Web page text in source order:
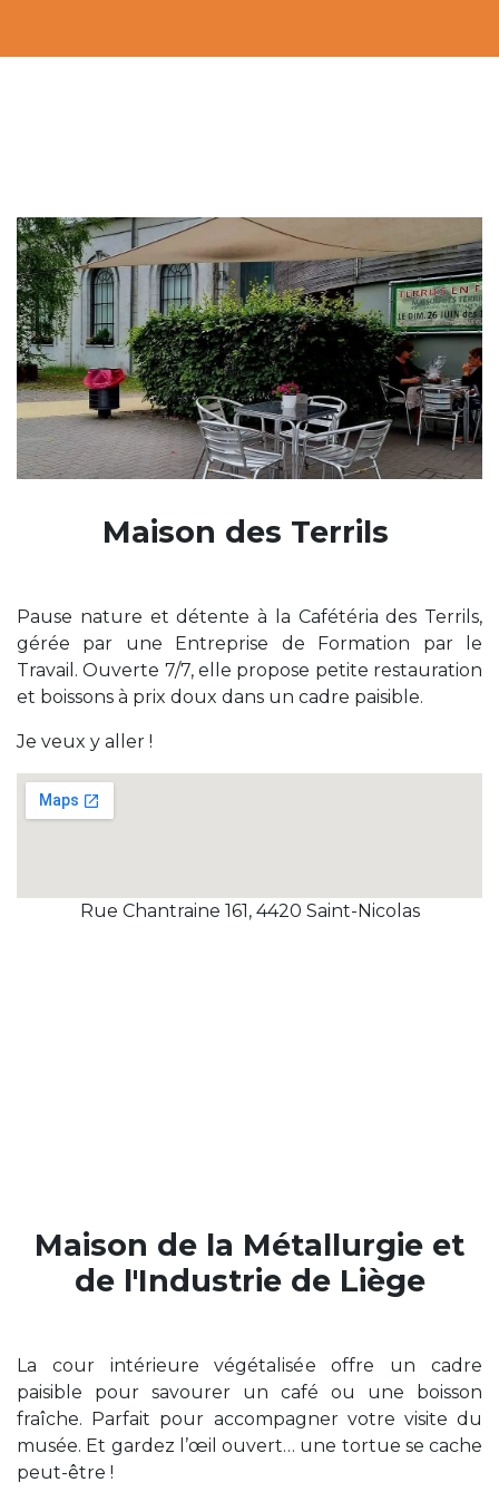
Maison des Terrils
Pause nature et détente à la Cafétéria des Terrils,
gérée par une Entreprise de Formation par le
Travail. Ouverte 7/7, elle propose petite restauration
et boissons à prix doux dans un cadre paisible.
Je veux y aller !
Rue Chantraine 161, 4420 Saint-Nicolas
Maison de la Métallurgie et
de l'Industrie de Liège
La cour intérieure végétalisée offre un cadre
paisible pour savourer un café ou une boisson
fraîche. Parfait pour accompagner votre visite du
musée. Et gardez l’œil ouvert… une tortue se cache
peut-être !